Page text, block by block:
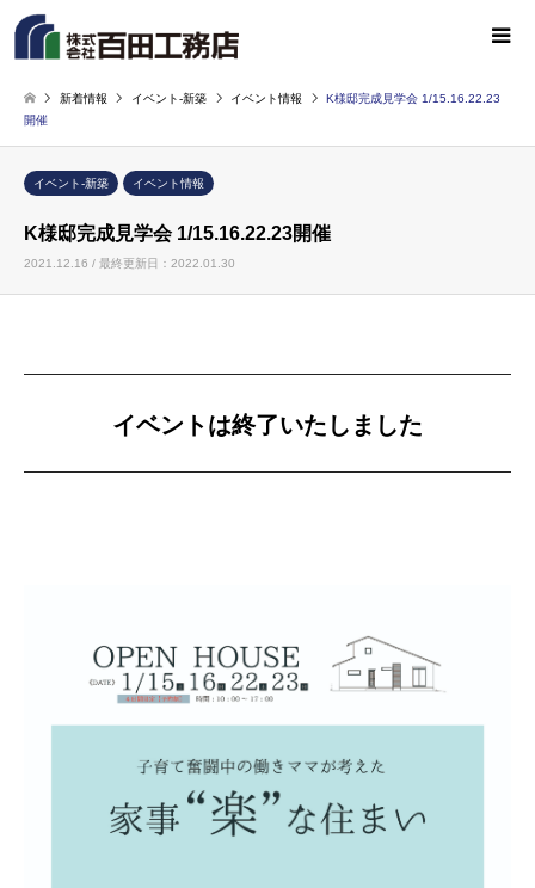
新着情報 イベント-新築 イベント情報
K様邸完成見学会 1/15.16.22.23
開催
イベント-新築 イベント情報
K様邸完成見学会 1/15.16.22.23開催
2021.12.16 / 最終更新日：2022.01.30
イベントは終了いたしました